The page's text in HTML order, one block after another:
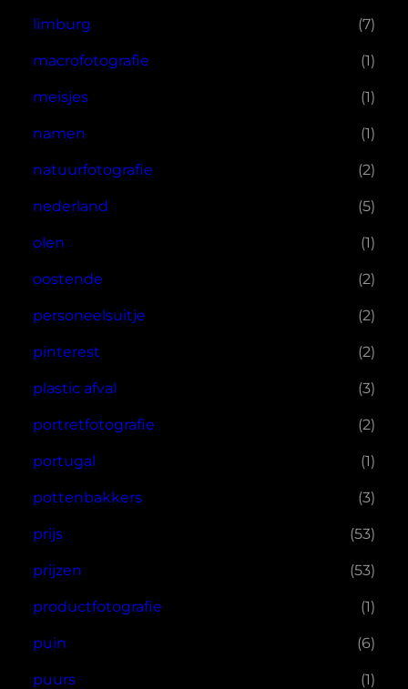
limburg (7)
macrofotografie (1)
meisjes (1)
namen (1)
natuurfotografie (2)
nederland (5)
olen (1)
oostende (2)
personeelsuitje (2)
pinterest (2)
plastic afval (3)
portretfotografie (2)
portugal (1)
pottenbakkers (3)
prijs (53)
prijzen (53)
productfotografie (1)
puin (6)
puurs (1)